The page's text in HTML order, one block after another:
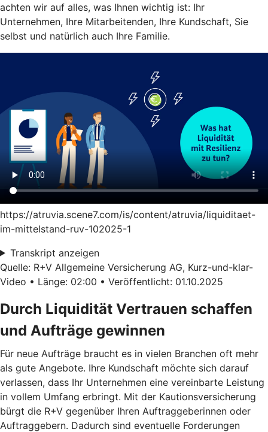
achten wir auf alles, was Ihnen wichtig ist: Ihr
Unternehmen, Ihre Mitarbeitenden, Ihre Kundschaft, Sie
selbst und natürlich auch Ihre Familie.
https://atruvia.scene7.com/is/content/atruvia/liquiditaet-
im-mittelstand-ruv-102025-1
Transkript anzeigen
Quelle: R+V Allgemeine Versicherung AG, Kurz-und-klar-
Video • Länge: 02:00 • Veröffentlicht: 01.10.2025
Durch Liquidität Vertrauen schaffen
und Aufträge gewinnen
Für neue Aufträge braucht es in vielen Branchen oft mehr
als gute Angebote. Ihre Kundschaft möchte sich darauf
verlassen, dass Ihr Unternehmen eine vereinbarte Leistung
in vollem Umfang erbringt. Mit der Kautionsversicherung
bürgt die R+V gegenüber Ihren Auftraggeberinnen oder
Auftraggebern. Dadurch sind eventuelle Forderungen